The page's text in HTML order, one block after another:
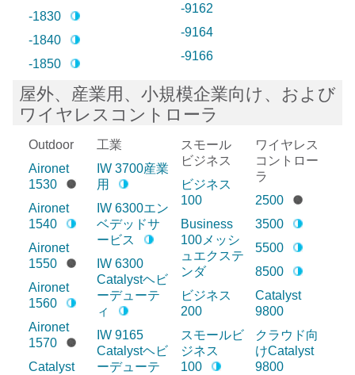
-1830
-1840
-1850
-9162
-9164
-9166
屋外、産業用、小規模企業向け、および
ワイヤレスコントローラ
Outdoor
Aironet
1530
Aironet
1540
Aironet
1550
Aironet
1560
Aironet
1570
Catalyst
工業
IW 3700産業
用
IW 6300エン
ベデッドサ
ービス
IW 6300
Catalystヘビ
ーデューテ
ィ
IW 9165
Catalystヘビ
ーデューテ
スモール
ビジネス
ビジネス
100
Business
100メッシ
ュエクステ
ンダ
ビジネス
200
スモールビ
ジネス
100
ワイヤレス
コントロー
ラ
2500
3500
5500
8500
Catalyst
9800
クラウド向
けCatalyst
9800